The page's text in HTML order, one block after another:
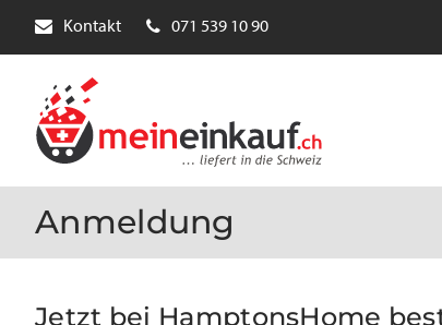
Kontakt 071 539 10 90
Anmeldung
Jetzt bei HamptonsHome